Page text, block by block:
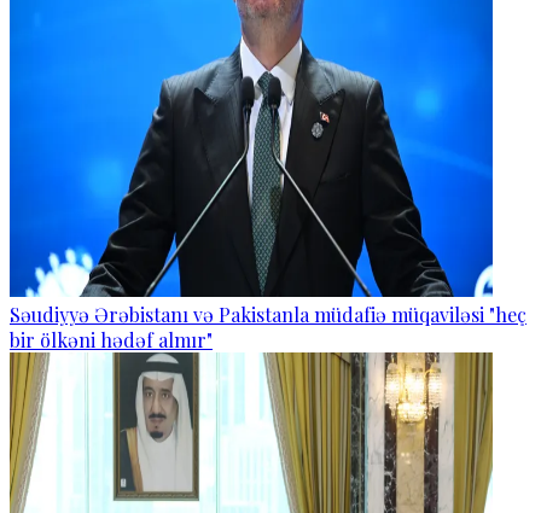
Səudiyyə Ərəbistanı və Pakistanla müdafiə müqaviləsi "heç
bir ölkəni hədəf almır"